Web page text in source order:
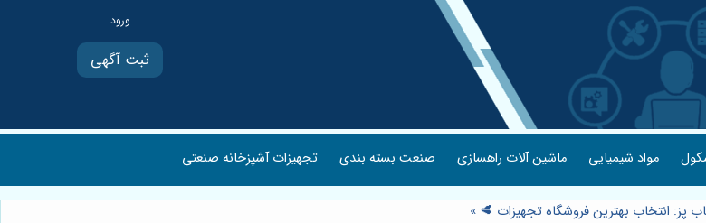
ثبت آگهی
مواد شیمیایی ماشین آلات راهسازی صنعت بسته بندی تجهیزات آشپزخانه صنعتی
پز: انتخاب بهترین فروشگاه تجهیزات 🥩 »